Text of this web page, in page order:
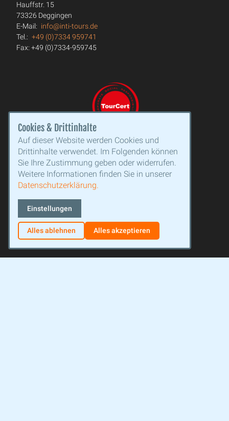
Hauffstr. 15
73326 Deggingen
E-Mail: info@inti-tours.de
Tel.: +49 (0)7334 959741
Fax: +49 (0)7334-959745
Cookies & Drittinhalte
Auf dieser Website werden Cookies und
Drittinhalte verwendet. Im Folgenden können
Sie Ihre Zustimmung geben oder widerrufen.
Weitere Informationen finden Sie in unserer
Datenschutzerklärung.
Einstellungen
Alles ablehnen Alles akzeptieren